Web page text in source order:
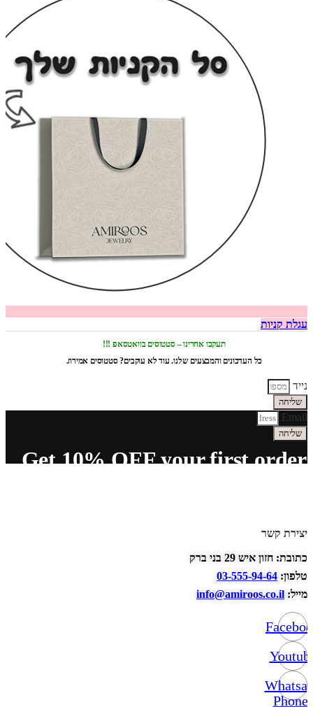
עגלת קניות
תעקבו אחרינו – סטטוסים בוואטסאפ !!!
כל העדכונים והמבצעים שלנו. עוד לא עוקבים? סטטוסים אמירוז.
נייד
שליחה
Email
שליחה
Get 10% OFF your first order
יצירת קשר
כתובת: חזון איש 29 בני ברק
טלפון: 03-555-94-64
מייל: info@amiroos.co.il
Phone-